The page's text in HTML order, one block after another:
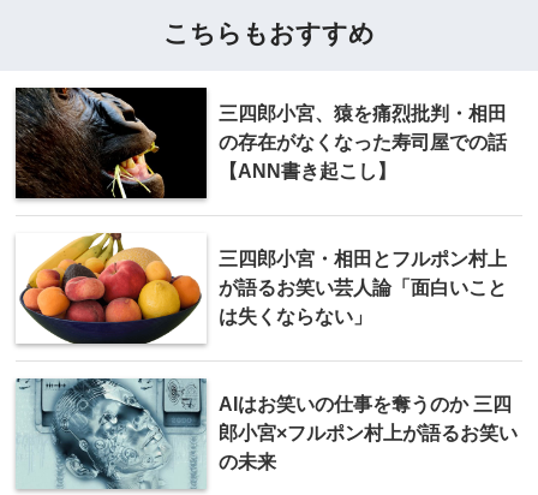
こちらもおすすめ
三四郎小宮、猿を痛烈批判・相田
の存在がなくなった寿司屋での話
【ANN書き起こし】
三四郎小宮・相田とフルポン村上
が語るお笑い芸人論「面白いこと
は失くならない」
AIはお笑いの仕事を奪うのか 三四
郎小宮×フルポン村上が語るお笑い
の未来